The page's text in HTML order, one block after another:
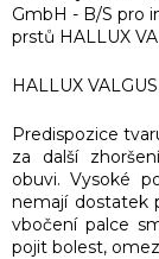
GmbH - B/S pro
prstů HALLUX
HALLUX
Predispozice
za další
obuvi. Vysoké
nemají dostatek
vbočení palce
pojit bolest,